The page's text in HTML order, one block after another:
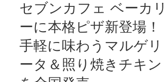
セブンカフェ ベーカリ
ーに本格ピザ新登場！
手軽に味わうマルゲリ
ータ＆照り焼きチキン